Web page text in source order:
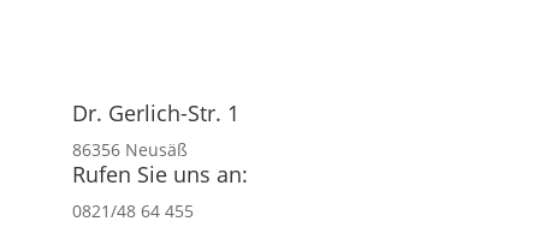
Dr. Gerlich-Str. 1
86356 Neusäß
Rufen Sie uns an:
0821/48 64 455